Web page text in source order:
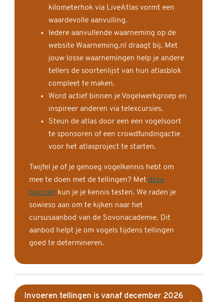
kilometerhok via LiveAtlas vormt een
waardevolle aanvulling.
Iedere aanvullende waarneming op de
website Waarneming.nl draagt bij. Met
jouw losse waarnemingen help je andere
tellers de soortenlijst van hun atlasblok
compleet te maken.
Word actief binnen je Vogelwerkgroep en
inspireer anderen via telexcursies.
Steun de atlas door een een vogelsoort
te sponsoren of een crowdfundingactie
voor het atlasproject te starten.
Twijfel je of je genoeg vogelkennis hebt om
mee te doen met de tellingen? Met deze
quizzen kun je je kennis testen. We raden je
sowieso aan om te kijken naar het
cursusaanbod van de Sovonacademie. Dit
aanbod helpt je om vogels tijdens tellingen
goed te determineren.
Invoeren tellingen is vanaf december 2026